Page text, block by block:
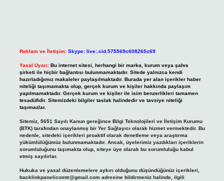
Reklam ve İletişim: Skype: live:.cid.575569c608265c69
Yasal Uyarı: Bu internet sitesi, herhangi bir marka, kurum veya şahıs
şirketi ile hiçbir bağlantısı bulunmamaktadır. Sitede yalnızca kendi
hazırladığımız makaleler paylaşılmaktadır. Burada yer alan içerikler haber
niteliği taşımamakta olup, gerçek kurum ve kişiler hakkında paylaşım
yapılmamaktadır. Gerçek kurum ve kişiler ile isim benzerlikleri tamamen
tesadüfidir. Sitemizdeki bilgiler taslak halindedir ve tavsiye niteliği
taşımazlar.
Sitemiz, 5651 Sayılı Kanun gereğince Bilgi Teknolojileri ve İletişim Kurumu
(BTK) tarafından onaylanmış bir Yer Sağlayıcı olarak hizmet vermektedir. Bu
nedenle, sitedeki içerikleri proaktif olarak denetleme veya araştırma
yükümlülüğümüz bulunmamaktadır. Ancak, üyelerimiz yazdıkları içeriklerin
sorumluluğunu taşımakta olup, siteye üye olarak bu sorumluluğu kabul
etmiş sayılırlar.
Hukuka ve yasal düzenlemelere aykırı olduğunu düşündüğünüz içerikleri,
backlinkpanelicomtr@gmail.comadresine bildirmeniz halinde, ilgili